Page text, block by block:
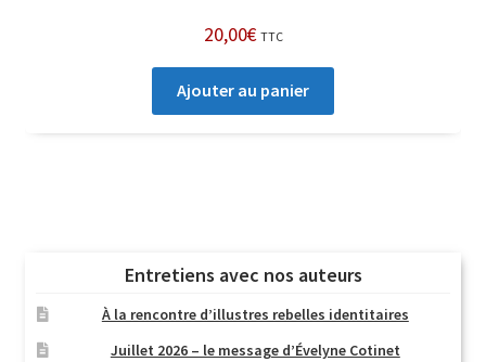
20,00€ TTC
Ajouter au panier
Entretiens avec nos auteurs
À la rencontre d’illustres rebelles identitaires
Juillet 2026 – le message d’Évelyne Cotinet